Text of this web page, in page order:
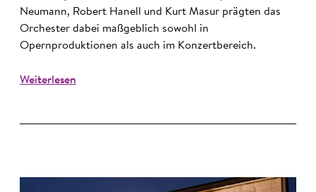
Neumann, Robert Hanell und Kurt Masur prägten das
Orchester dabei maßgeblich sowohl in
Opernproduktionen als auch im Konzertbereich.
Weiterlesen